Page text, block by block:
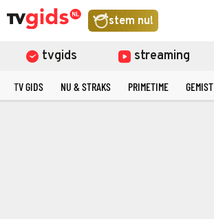
stem nu!
tvgids streaming
TV GIDS NU & STRAKS PRIMETIME GEMIST